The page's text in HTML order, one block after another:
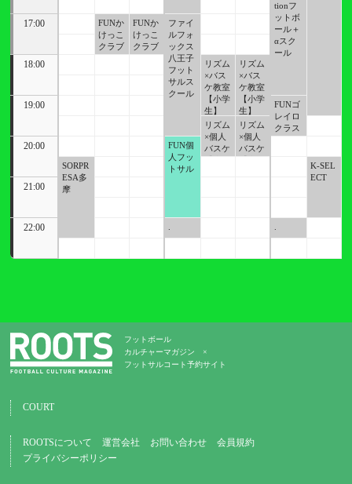
17:00
18:00
19:00
20:00
21:00
22:00
SORPR
ESA多
摩
FUNか
けっこ
クラブ
FUNか
けっこ
クラブ
ファイ
ルフォ
ックス
八王子
フット
サルス
クール
FUN個
人フッ
トサル
.
リズム
×バス
ケ教室
【小学
生】
リズム
×個人
バスケ
リズム
×バス
ケ教室
【小学
生】
リズム
×個人
バスケ
tionフ
ットボ
ール＋
αスク
ール
FUNゴ
レイロ
クラス
.
K-SEL
ECT
フットボール
カルチャーマガジン ×
フットサルコート予約サイト
COURT
ROOTSについて 運営会社 お問い合わせ
会員規約
プライバシーポリシー